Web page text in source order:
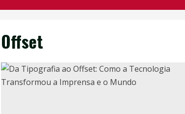
Offset